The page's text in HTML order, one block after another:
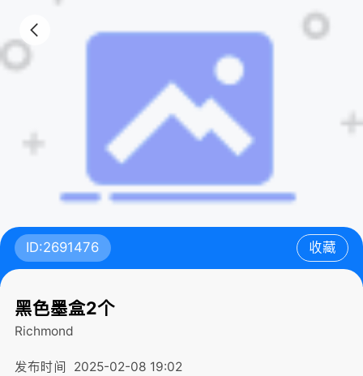
ID:2691476 收藏
黑色墨盒2个
Richmond
发布时间 2025-02-08 19:02